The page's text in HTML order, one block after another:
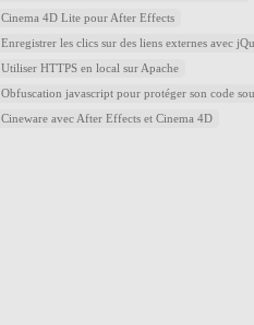
Cinema 4D Lite pour After Effects
Enregistrer les clics sur des liens externes avec
Utiliser HTTPS en local sur Apache
Obfuscation javascript pour protéger son code
Cineware avec After Effects et Cinema 4D